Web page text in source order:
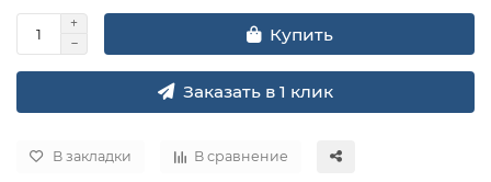
Купить
Заказать в 1 клик
В закладки В сравнение